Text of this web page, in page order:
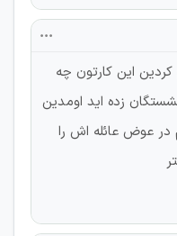
این کارتون چه
زده اید اومدین
در عوض عائله اش را